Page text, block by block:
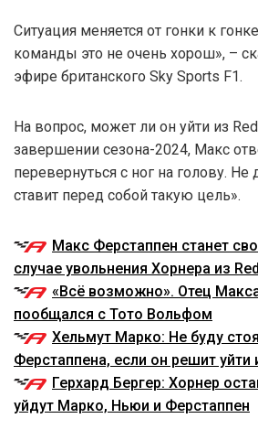
Ситуация меняется от гонки к
команды это не очень хорош», –
эфире британского Sky Sports F1.
На вопрос, может ли он уйти из
завершении сезона-2024, Макс
перевернуться с ног на голову. Не
ставит перед собой такую цель».
Макс Ферстаппен станет
случае увольнения Хорнера из
«Всё возможно». Отец
пообщался с Тото Вольфом
Хельмут Марко: Не буду
Ферстаппена, если он решит уйти
Герхард Бергер: Хорнер
уйдут Марко, Ньюи и Ферстаппен